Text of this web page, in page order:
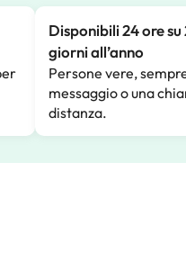
Disponibili 24 ore su
giorni all’anno
Persone vere,
messaggio o una
distanza.